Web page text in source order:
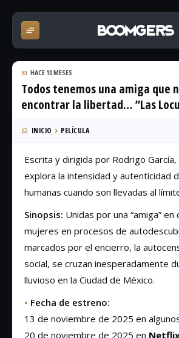
HACE 10 MESES
Todos tenemos una amiga que
encontrar la libertad… “Las
INICIO PELÍCULA
Escrita y dirigida por Rodrigo García,
explora la intensidad y autenticidad
humanas cuando son llevadas al
Sinopsis: Unidas por una “amiga” en
mujeres en procesos de
marcados por el encierro, la
social, se cruzan inesperadamente
lluvioso en la Ciudad de México.
• Fecha de estreno:
13 de noviembre de 2025 en
20 de noviembre de 2025 en